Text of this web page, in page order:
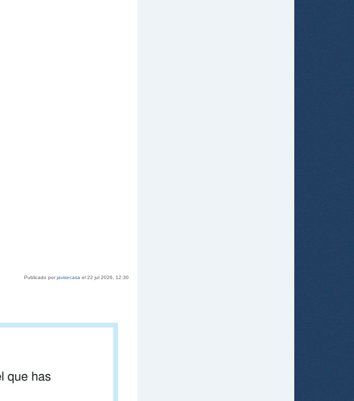
Publicado porjavisecasa el 22 jul 2026, 12:30